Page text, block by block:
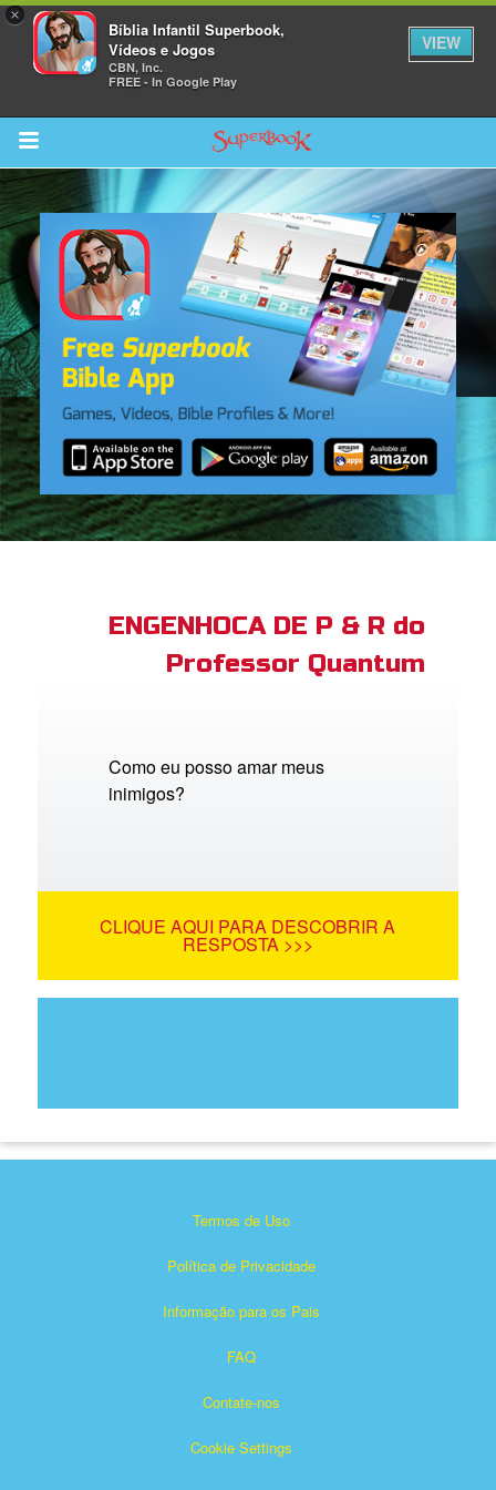
×
Bíblia Infantil Superbook,
Vídeos e Jogos
CBN, Inc.
FREE - In Google Play
VIEW
Return to Content
Bible App
ENGENHOCA DE P & R do
Professor Quantum
Como eu posso amar meus
inimigos?
CLIQUE AQUI PARA DESCOBRIR A
RESPOSTA >>>
Termos de Uso
Política de Privacidade
Informação para os Pais
FAQ
Contate-nos
Cookie Settings